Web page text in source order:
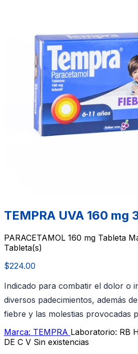
TEMPRA UVA 160 mg
PARACETAMOL 160 mg Tableta
Tableta(s)
$224.00
Indicado para combatir el dolor o
diversos padecimientos, además
fiebre y las molestias provocadas
Marca: TEMPRA Laboratorio: RB
DE C V Sin existencias